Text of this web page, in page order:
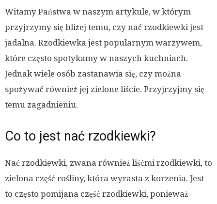
Witamy Państwa w naszym artykule, w którym
przyjrzymy się bliżej temu, czy nać rzodkiewki jest
jadalna. Rzodkiewka jest popularnym warzywem,
które często spotykamy w naszych kuchniach.
Jednak wiele osób zastanawia się, czy można
spożywać również jej zielone liście. Przyjrzyjmy się
temu zagadnieniu.
Co to jest nać rzodkiewki?
Nać rzodkiewki, zwana również liśćmi rzodkiewki, to
zielona część rośliny, która wyrasta z korzenia. Jest
to często pomijana część rzodkiewki, ponieważ